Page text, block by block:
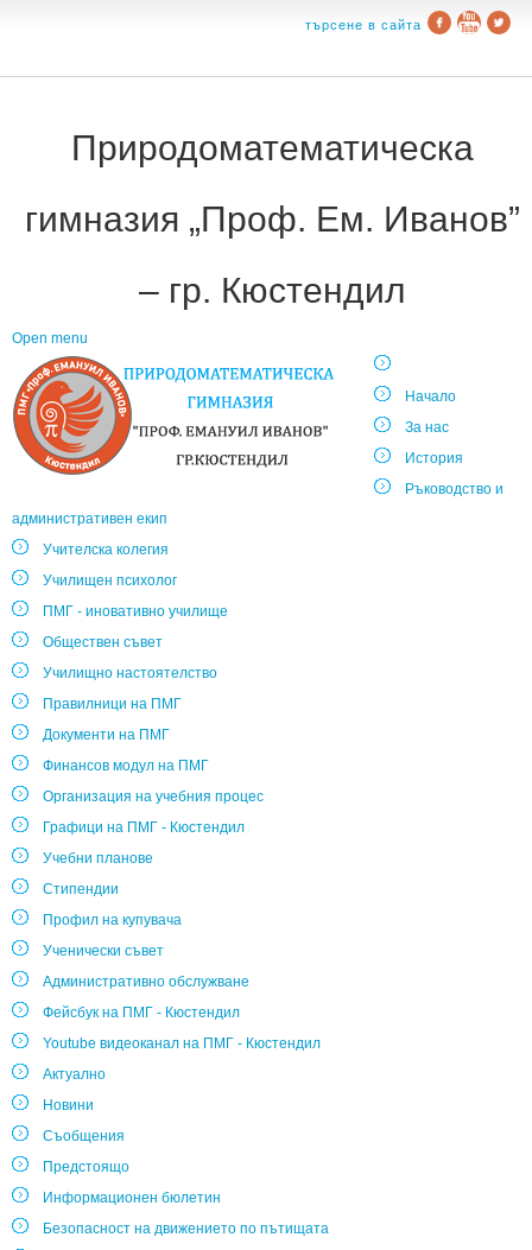
търсене в сайта
Природоматематическа
гимназия „Проф. Ем. Иванов”
– гр. Кюстендил
Open menu
Начало
За нас
История
Ръководство и
административен екип
Учителска колегия
Училищен психолог
ПМГ - иновативно училище
Обществен съвет
Училищно настоятелство
Правилници на ПМГ
Документи на ПМГ
Финансов модул на ПМГ
Организация на учебния процес
Графици на ПМГ - Кюстендил
Учебни планове
Стипендии
Профил на купувача
Ученически съвет
Административно обслужване
Фейсбук на ПМГ - Кюстендил
Youtube видеоканал на ПМГ - Кюстендил
Актуално
Новини
Съобщения
Предстоящо
Информационен бюлетин
Безопасност на движението по пътищата